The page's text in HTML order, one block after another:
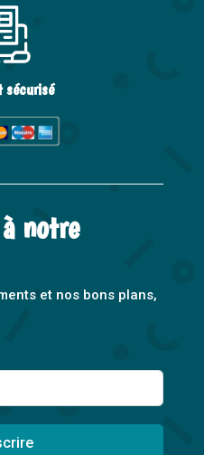
sécurisé
notre
et nos bons plans,